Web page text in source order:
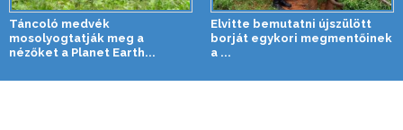
Táncoló medvék
mosolyogtatják meg a
nézőket a Planet Earth...
Elvitte bemutatni újszülött
borját egykori megmentőinek
a ...